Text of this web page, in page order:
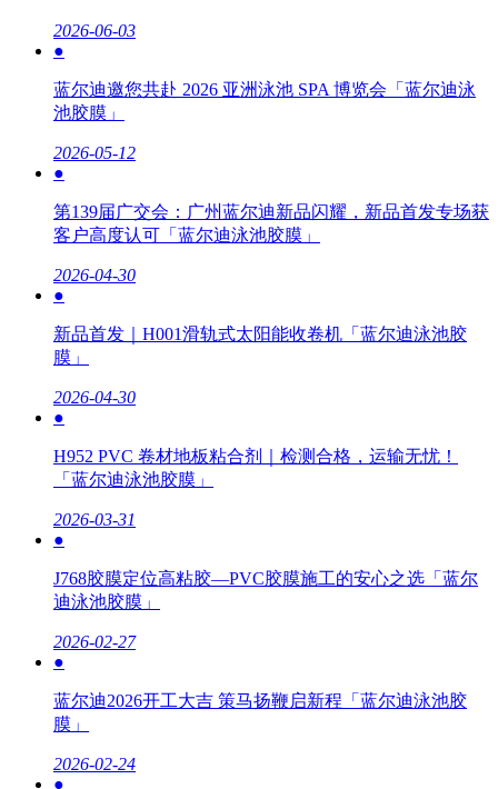
2026-06-03
●
蓝尔迪邀您共赴 2026 亚洲泳池 SPA 博览会「蓝尔迪泳
池胶膜」
2026-05-12
●
第139届广交会：广州蓝尔迪新品闪耀，新品首发专场获
客户高度认可「蓝尔迪泳池胶膜」
2026-04-30
●
新品首发｜H001滑轨式太阳能收卷机「蓝尔迪泳池胶
膜」
2026-04-30
●
H952 PVC 卷材地板粘合剂｜检测合格，运输无忧！
「蓝尔迪泳池胶膜」
2026-03-31
●
J768胶膜定位高粘胶—PVC胶膜施工的安心之选「蓝尔
迪泳池胶膜」
2026-02-27
●
蓝尔迪2026开工大吉 策马扬鞭启新程「蓝尔迪泳池胶
膜」
2026-02-24
●